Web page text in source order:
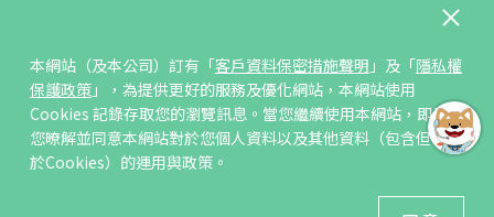
本網站（及本公司）訂有「客戶資料保密措施聲明 」及「隱私權
保護政策」，為提供更好的服務及優化網站，本網站使用
Cookies 記錄存取您的瀏覽訊息。當您繼續使用本網站，即表示
您暸解並同意本網站對於您個人資料以及其他資料（包含但不限
於Cookies）的運用與政策。
訂閱/取消電子報